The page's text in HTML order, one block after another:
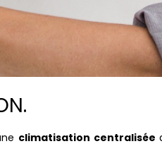
climatisation centralisée